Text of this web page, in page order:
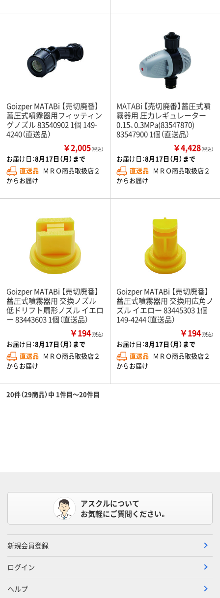
Goizper MATABi 【売切廃番】
蓄圧式噴霧器用フィッティン
グノズル 83540902 1個 149-
4240（直送品）
￥2,005（税込）
お届け日：8月17日（月）まで
直送品 ＭＲＯ商品取扱店２
からお届け
MATABi 【売切廃番】蓄圧式噴
霧器用 圧力レギュレーター
0.15、0.3MPa(83547870)
83547900 1個（直送品）
￥4,428（税込）
お届け日：8月17日（月）まで
直送品 ＭＲＯ商品取扱店２
からお届け
Goizper MATABi 【売切廃番】
蓄圧式噴霧器用 交換ノズル
低ドリフト扇形ノズル イエロ
ー 83443603 1個（直送品）
￥194（税込）
お届け日：8月17日（月）まで
直送品 ＭＲＯ商品取扱店２
からお届け
Goizper MATABi 【売切廃番】
蓄圧式噴霧器用 交換用広角ノ
ズル イエロー 83445303 1個
149-4244（直送品）
￥194（税込）
お届け日：8月17日（月）まで
直送品 ＭＲＯ商品取扱店２
からお届け
20件（29商品）中 1件目～20件目
アスクルについて
お気軽にご質問ください。
新規会員登録
ログイン
ヘルプ